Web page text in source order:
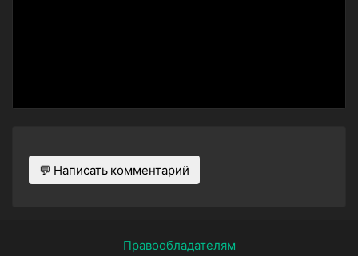
💬 Написать комментарий
Правообладателям